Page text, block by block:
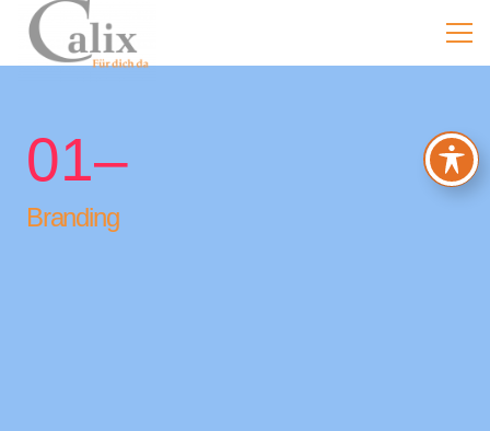
01–
Branding